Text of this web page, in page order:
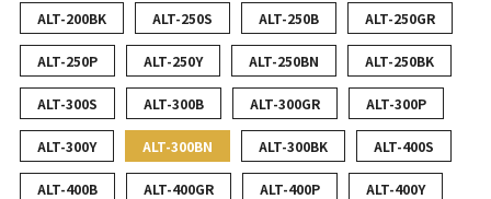
ALT-200BK ALT-250S ALT-250B ALT-250GR
ALT-250P ALT-250Y ALT-250BN ALT-250BK
ALT-300S ALT-300B ALT-300GR ALT-300P
ALT-300Y ALT-300BN ALT-300BK ALT-400S
ALT-400B ALT-400GR ALT-400P ALT-400Y